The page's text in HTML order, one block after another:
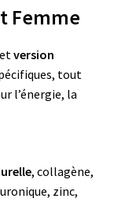
Femme
version
tout
l’énergie, la
, collagène,
zinc,